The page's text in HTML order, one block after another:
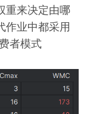
重来决定由哪
作业中都采用
者模式